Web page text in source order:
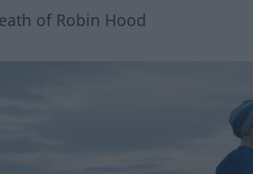
of Robin Hood